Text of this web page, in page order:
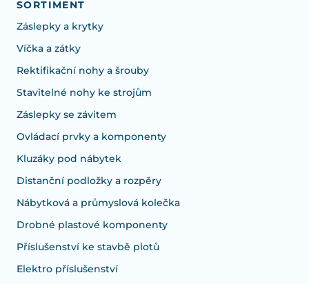
SORTIMENT
Záslepky a krytky
Víčka a zátky
Rektifikační nohy a šrouby
Stavitelné nohy ke strojům
Záslepky se závitem
Ovládací prvky a komponenty
Kluzáky pod nábytek
Distanční podložky a rozpěry
Nábytková a průmyslová kolečka
Drobné plastové komponenty
Příslušenství ke stavbě plotů
Elektro příslušenství